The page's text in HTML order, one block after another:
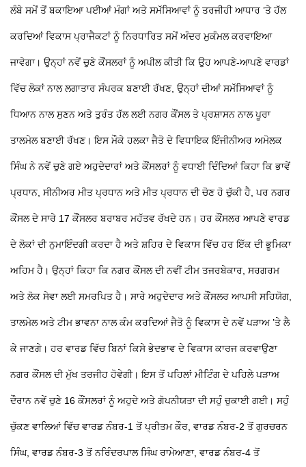
ਲੰਬੇ ਸਮੇਂ ਤੋਂ ਬਕਾਇਆ ਪਈਆਂ ਮੰਗਾਂ ਅਤੇ ਸਮੱਸਿਆਵਾਂ ਨੂੰ ਤਰਜੀਹੀ ਆਧਾਰ ’ਤੇ ਹੱਲ
ਕਰਦਿਆਂ ਵਿਕਾਸ ਪ੍ਰਾਜੈਕਟਾਂ ਨੂੰ ਨਿਰਧਾਰਿਤ ਸਮੇਂ ਅੰਦਰ ਮੁਕੰਮਲ ਕਰਵਾਇਆ
ਜਾਵੇਗਾ। ਉਨ੍ਹਾਂ ਨਵੇਂ ਚੁਣੇ ਕੌਂਸਲਰਾਂ ਨੂੰ ਅਪੀਲ ਕੀਤੀ ਕਿ ਉਹ ਆਪਣੇ-ਆਪਣੇ ਵਾਰਡਾਂ
ਵਿੱਚ ਲੋਕਾਂ ਨਾਲ ਲਗਾਤਾਰ ਸੰਪਰਕ ਬਣਾਈ ਰੱਖਣ, ਉਨ੍ਹਾਂ ਦੀਆਂ ਸਮੱਸਿਆਵਾਂ ਨੂੰ
ਧਿਆਨ ਨਾਲ ਸੁਣਨ ਅਤੇ ਤੁਰੰਤ ਹੱਲ ਲਈ ਨਗਰ ਕੌਂਸਲ ਤੇ ਪ੍ਰਸ਼ਾਸਨ ਨਾਲ ਪੂਰਾ
ਤਾਲਮੇਲ ਬਣਾਈ ਰੱਖਣ। ਇਸ ਮੌਕੇ ਹਲਕਾ ਜੈਤੋ ਦੇ ਵਿਧਾਇਕ ਇੰਜੀਨੀਅਰ ਅਮੋਲਕ
ਸਿੰਘ ਨੇ ਨਵੇਂ ਚੁਣੇ ਗਏ ਅਹੁਦੇਦਾਰਾਂ ਅਤੇ ਕੌਂਸਲਰਾਂ ਨੂੰ ਵਧਾਈ ਦਿੰਦਿਆਂ ਕਿਹਾ ਕਿ ਭਾਵੇਂ
ਪ੍ਰਧਾਨ, ਸੀਨੀਅਰ ਮੀਤ ਪ੍ਰਧਾਨ ਅਤੇ ਮੀਤ ਪ੍ਰਧਾਨ ਦੀ ਚੋਣ ਹੋ ਚੁੱਕੀ ਹੈ, ਪਰ ਨਗਰ
ਕੌਂਸਲ ਦੇ ਸਾਰੇ 17 ਕੌਂਸਲਰ ਬਰਾਬਰ ਮਹੱਤਵ ਰੱਖਦੇ ਹਨ। ਹਰ ਕੌਂਸਲਰ ਆਪਣੇ ਵਾਰਡ
ਦੇ ਲੋਕਾਂ ਦੀ ਨੁਮਾਇੰਦਗੀ ਕਰਦਾ ਹੈ ਅਤੇ ਸ਼ਹਿਰ ਦੇ ਵਿਕਾਸ ਵਿੱਚ ਹਰ ਇੱਕ ਦੀ ਭੂਮਿਕਾ
ਅਹਿਮ ਹੈ। ਉਨ੍ਹਾਂ ਕਿਹਾ ਕਿ ਨਗਰ ਕੌਂਸਲ ਦੀ ਨਵੀਂ ਟੀਮ ਤਜਰਬੇਕਾਰ, ਸਰਗਰਮ
ਅਤੇ ਲੋਕ ਸੇਵਾ ਲਈ ਸਮਰਪਿਤ ਹੈ। ਸਾਰੇ ਅਹੁਦੇਦਾਰ ਅਤੇ ਕੌਂਸਲਰ ਆਪਸੀ ਸਹਿਯੋਗ,
ਤਾਲਮੇਲ ਅਤੇ ਟੀਮ ਭਾਵਨਾ ਨਾਲ ਕੰਮ ਕਰਦਿਆਂ ਜੈਤੋ ਨੂੰ ਵਿਕਾਸ ਦੇ ਨਵੇਂ ਪੜਾਅ ’ਤੇ ਲੈ
ਕੇ ਜਾਣਗੇ। ਹਰ ਵਾਰਡ ਵਿੱਚ ਬਿਨਾਂ ਕਿਸੇ ਭੇਦਭਾਵ ਦੇ ਵਿਕਾਸ ਕਾਰਜ ਕਰਵਾਉਣਾ
ਨਗਰ ਕੌਂਸਲ ਦੀ ਮੁੱਖ ਤਰਜੀਹ ਹੋਵੇਗੀ। ਇਸ ਤੋਂ ਪਹਿਲਾਂ ਮੀਟਿੰਗ ਦੇ ਪਹਿਲੇ ਪੜਾਅ
ਦੌਰਾਨ ਨਵੇਂ ਚੁਣੇ 16 ਕੌਂਸਲਰਾਂ ਨੂੰ ਅਹੁਦੇ ਅਤੇ ਗੋਪਨੀਯਤਾ ਦੀ ਸਹੁੰ ਚੁਕਾਈ ਗਈ। ਸਹੁੰ
ਚੁੱਕਣ ਵਾਲਿਆਂ ਵਿੱਚ ਵਾਰਡ ਨੰਬਰ-1 ਤੋਂ ਪ੍ਰੀਤਮ ਕੌਰ, ਵਾਰਡ ਨੰਬਰ-2 ਤੋਂ ਗੁਰਚਰਨ
ਸਿੰਘ, ਵਾਰਡ ਨੰਬਰ-3 ਤੋਂ ਨਰਿੰਦਰਪਾਲ ਸਿੰਘ ਰਾਮੇਆਣਾ, ਵਾਰਡ ਨੰਬਰ-4 ਤੋਂ